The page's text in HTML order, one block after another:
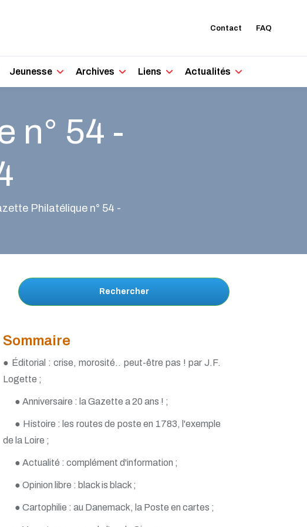
Contact FAQ
Jeunesse Archives Liens Actualités
n° 54 -
Philatélique n° 54 -
Rechercher
Sommaire
● Éditorial : crise, morosité.. peut-être pas ! par J.F.
Logette ;
● Anniversaire : la Gazette a 20 ans ! ;
● Histoire : les routes de poste en 1783, l'exemple
de la Loire ;
● Actualité : complément d'information ;
● Opinion libre : black is black ;
● Cartophilie : au Danemack, la Poste en cartes ;